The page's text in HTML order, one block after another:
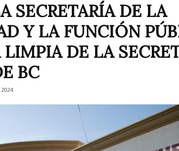
SECRETARÍA DE LA
Y LA FUNCIÓN
DE LA
BC